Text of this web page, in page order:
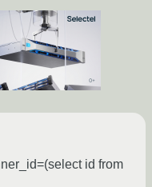
id from